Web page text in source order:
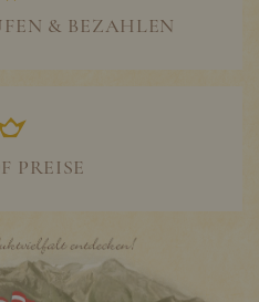
& BEZAHLEN
PREISE